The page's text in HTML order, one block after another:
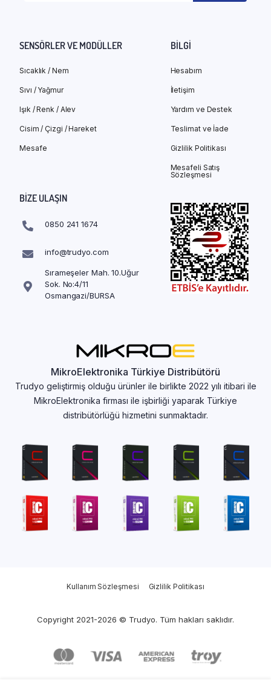
SENSÖRLER VE MODÜLLER
Sıcaklık / Nem
Sıvı / Yağmur
Işık / Renk / Alev
Cisim / Çizgi / Hareket
Mesafe
BILGI
Hesabım
İletişim
Yardım ve Destek
Teslimat ve İade
Gizlilik Politikası
Mesafeli Satış
Sözleşmesi
BIZE ULAŞIN
0850 241 1674
info@trudyo.com
Sırameşeler Mah. 10.Uğur
Sok. No:4/11
Osmangazi/BURSA
MikroElektronika Türkiye Distribütörü
Trudyo geliştirmiş olduğu ürünler ile birlikte 2022 yılı itibari ile
MikroElektronika firması ile işbirliği yaparak Türkiye
distribütörlüğü hizmetini sunmaktadır.
Kullanım Sözleşmesi Gizlilik Politikası
Copyright 2021-2026 © Trudyo. Tüm hakları saklıdır.